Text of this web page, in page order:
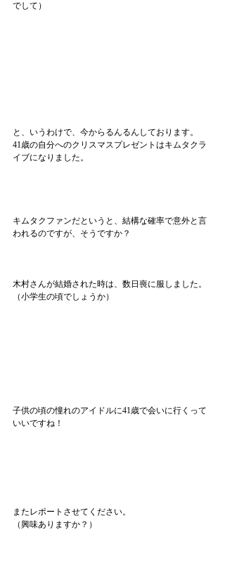
でして）
と、いうわけで、今からるんるんしております。
41歳の自分へのクリスマスプレゼントはキムタクラ
イブになりました。
キムタクファンだというと、結構な確率で意外と言
われるのですが、そうですか？
木村さんが結婚された時は、数日喪に服しました。
（小学生の頃でしょうか）
子供の頃の憧れのアイドルに41歳で会いに行くって
いいですね！
またレポートさせてください。
（興味ありますか？）